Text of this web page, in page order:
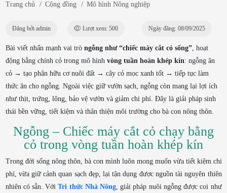
Trang chủ / Cộng đồng / Mô hình Nông nghiệp
Đăng bởi admin Lượt xem: 500 Ngày đăng: 08/09/2025
Bài viết nhấn mạnh vai trò ngỗng như “chiếc máy cắt cỏ sống”, hoạt
động bằng chính cỏ trong mô hình vòng tuần hoàn khép kín: ngỗng ăn
cỏ → tạo phân hữu cơ nuôi đất → cây cỏ mọc xanh tốt → tiếp tục làm
thức ăn cho ngỗng. Ngoài việc giữ vườn sạch, ngỗng còn mang lại lợi ích
như thịt, trứng, lông, bảo vệ vườn và giảm chi phí. Đây là giải pháp sinh
thái bền vững, tiết kiệm và thân thiện môi trường cho bà con nông thôn.
Ngỗng – Chiếc máy cắt cỏ chạy bằng
cỏ trong vòng tuần hoàn khép kín
Trong đời sống nông thôn, bà con mình luôn mong muốn vừa tiết kiệm chi
phí, vừa giữ cảnh quan sạch đẹp, lại tận dụng được nguồn tài nguyên thiên
nhiên có sẵn. VớiTri thức Nhà Nông, giải pháp nuôi ngỗng được coi như